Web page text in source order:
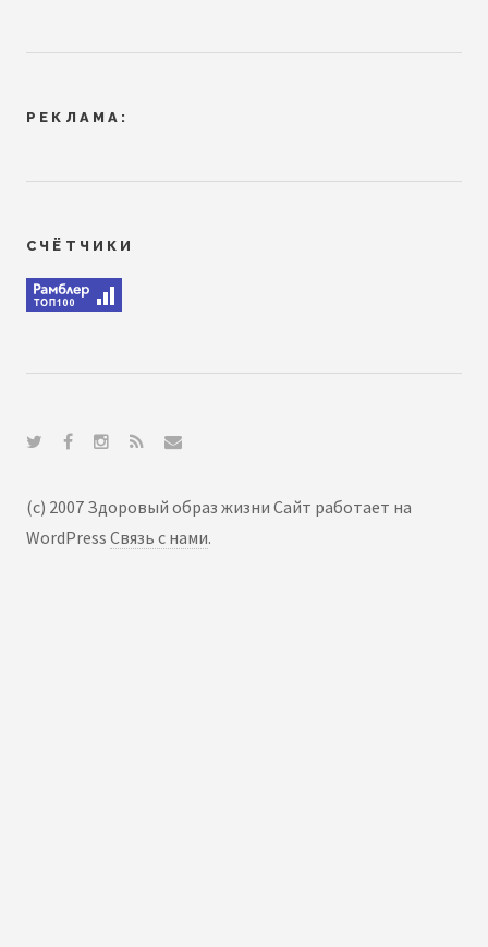
РЕКЛАМА:
СЧЁТЧИКИ
(c) 2007 Здоровый образ жизни Сайт работает на
WordPress Связь с нами.